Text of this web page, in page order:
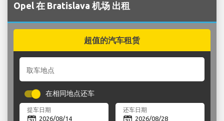
Opel 在 Bratislava 机场 出租
超值的汽车租赁
取车地点
在相同地点还车
提车日期 还车日期